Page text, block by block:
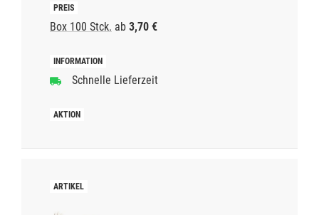
Box 100 Stck. ab 3,70 €
Schnelle Lieferzeit